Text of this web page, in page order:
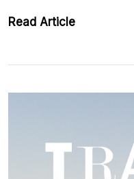
Read Article